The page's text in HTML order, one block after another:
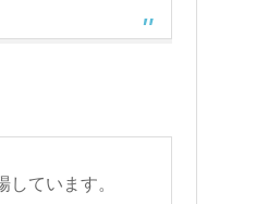
ています。